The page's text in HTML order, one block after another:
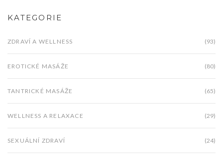
KATEGORIE
ZDRAVÍ A WELLNESS (93)
EROTICKÉ MASÁŽE (80)
TANTRICKÉ MASÁŽE (65)
WELLNESS A RELAXACE (29)
SEXUÁLNÍ ZDRAVÍ (24)